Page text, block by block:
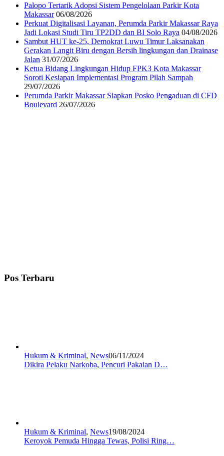
Palopo Tertarik Adopsi Sistem Pengelolaan Parkir Kota
Makassar 06/08/2026
Perkuat Digitalisasi Layanan, Perumda Parkir Makassar Raya
Jadi Lokasi Studi Tiru TP2DD dan BI Solo Raya 04/08/2026
Sambut HUT ke-25, Demokrat Luwu Timur Laksanakan
Gerakan Langit Biru dengan Bersih lingkungan dan Drainase
Jalan 31/07/2026
Ketua Bidang Lingkungan Hidup FPK3 Kota Makassar
Soroti Kesiapan Implementasi Program Pilah Sampah
29/07/2026
Perumda Parkir Makassar Siapkan Posko Pengaduan di CFD
Boulevard 26/07/2026
Pos Terbaru
Hukum & Kriminal, News06/11/2024
Dikira Pelaku Narkoba, Pencuri Pakaian D…
Hukum & Kriminal, News19/08/2024
Keroyok Pemuda Hingga Tewas, Polisi Ring…